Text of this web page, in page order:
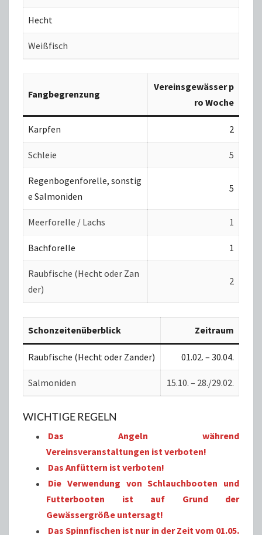
Hecht
Weißfisch
Fangbegrenzung
Vereinsgewässer p
ro Woche
Karpfen 2
Schleie 5
Regenbogenforelle, sonstig
e Salmoniden
5
Meerforelle / Lachs 1
Bachforelle 1
Raubfische (Hecht oder Zan
der)
2
Schonzeitenüberblick Zeitraum
Raubfische (Hecht oder Zander) 01.02. – 30.04.
Salmoniden 15.10. – 28./29.02.
WICHTIGE REGELN
Das Angeln während
Vereinsveranstaltungen ist verboten!
Das Anfüttern ist verboten!
Die Verwendung von Schlauchbooten und
Futterbooten ist auf Grund der
Gewässergröße untersagt!
Das Spinnfischen ist nur in der Zeit vom 01.05.